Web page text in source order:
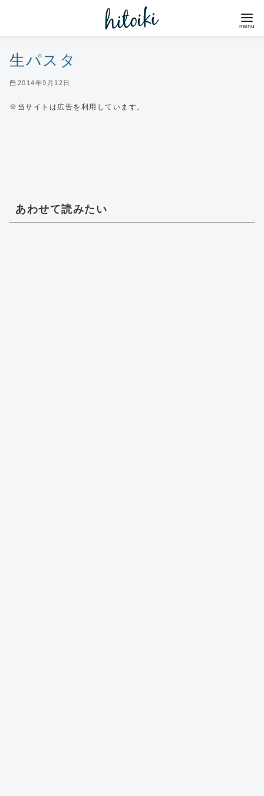
生パスタ
2014年9月12日
※当サイトは広告を利用しています。
あわせて読みたい